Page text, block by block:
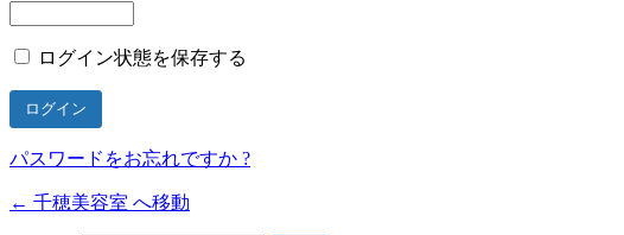
ログイン状態を保存する
パスワードをお忘れですか ?
← 千穂美容室 へ移動